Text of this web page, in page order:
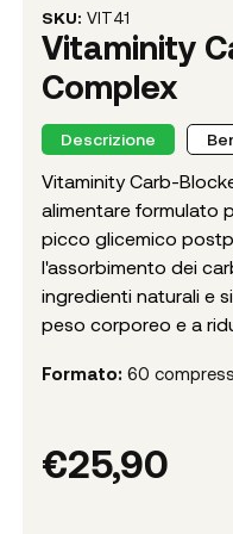
SKU: VIT41
Vitaminity
Complex
Descrizione
Vitaminity Carb-
alimentare formulato
picco glicemico
l'assorbimento dei
ingredienti naturali e
peso corporeo e a
Formato: 60
€25,90